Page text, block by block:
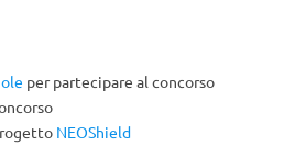
per partecipare al concorso
NEOShield